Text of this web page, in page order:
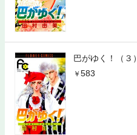
巴がゆく！（３）
583